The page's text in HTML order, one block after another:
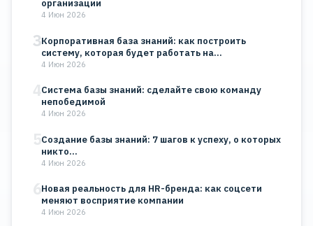
организации
4 Июн 2026
3Корпоративная база знаний: как построить
систему, которая будет работать на…
4 Июн 2026
4Система базы знаний: сделайте свою команду
непобедимой
4 Июн 2026
5Создание базы знаний: 7 шагов к успеху, о которых
никто…
4 Июн 2026
6Новая реальность для HR-бренда: как соцсети
меняют восприятие компании
4 Июн 2026